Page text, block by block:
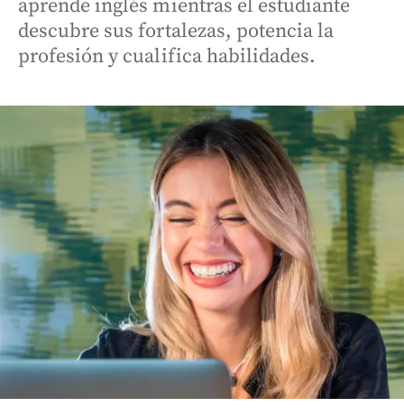
aprende inglés mientras el estudiante
descubre sus fortalezas, potencia la
profesión y cualifica habilidades.